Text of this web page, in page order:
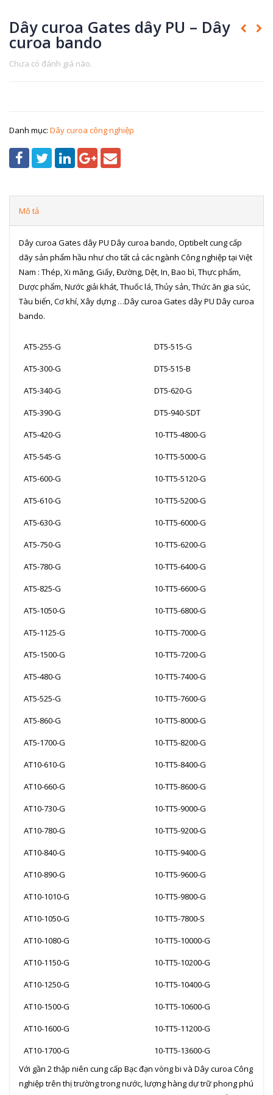
Dây curoa Gates dây PU – Dây
curoa bando
Chưa có đánh giá nào.
Danh mục: Dây curoa công nghiệp
Mô tả
Dây curoa Gates dây PU Dây curoa bando, Optibelt cung cấp
dãy sản phẩm hầu như cho tất cả các ngành Công nghiệp tại Việt
Nam : Thép, Xi măng, Giấy, Đường, Dệt, In, Bao bì, Thực phẩm,
Dược phẩm, Nước giải khát, Thuốc lá, Thủy sản, Thức ăn gia súc,
Tàu biển, Cơ khí, Xây dựng …Dây curoa Gates dây PU Dây curoa
bando.
AT5-255-G
DT5-515-G
AT5-300-G
DT5-515-B
AT5-340-G
DT5-620-G
AT5-390-G
DT5-940-SDT
AT5-420-G
10-TT5-4800-G
AT5-545-G
10-TT5-5000-G
AT5-600-G
10-TT5-5120-G
AT5-610-G
10-TT5-5200-G
AT5-630-G
10-TT5-6000-G
AT5-750-G
10-TT5-6200-G
AT5-780-G
10-TT5-6400-G
AT5-825-G
10-TT5-6600-G
AT5-1050-G
10-TT5-6800-G
AT5-1125-G
10-TT5-7000-G
AT5-1500-G
10-TT5-7200-G
AT5-480-G
10-TT5-7400-G
AT5-525-G
10-TT5-7600-G
AT5-860-G
10-TT5-8000-G
AT5-1700-G
10-TT5-8200-G
AT10-610-G
10-TT5-8400-G
AT10-660-G
10-TT5-8600-G
AT10-730-G
10-TT5-9000-G
AT10-780-G
10-TT5-9200-G
AT10-840-G
10-TT5-9400-G
AT10-890-G
10-TT5-9600-G
AT10-1010-G
10-TT5-9800-G
AT10-1050-G
10-TT5-7800-S
AT10-1080-G
10-TT5-10000-G
AT10-1150-G
10-TT5-10200-G
AT10-1250-G
10-TT5-10400-G
AT10-1500-G
10-TT5-10600-G
AT10-1600-G
10-TT5-11200-G
AT10-1700-G
10-TT5-13600-G
Với gần 2 thập niên cung cấp Bạc đạn vòng bi và Dây curoa Công
nghiệp trên thị trường trong nước, lượng hàng dự trữ phong phú